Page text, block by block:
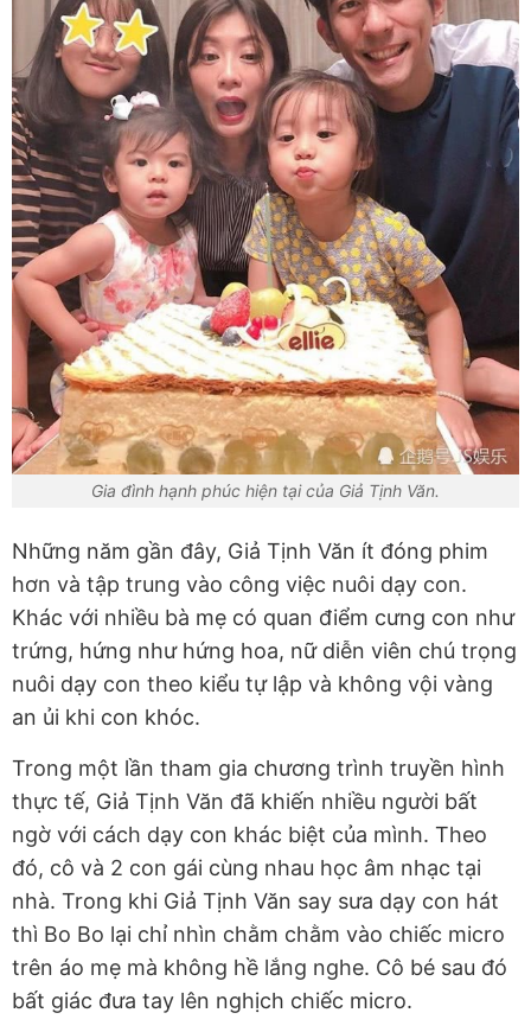
Gia đình hạnh phúc hiện tại của Giả Tịnh Văn.
Những năm gần đây, Giả Tịnh Văn ít đóng phim
hơn và tập trung vào công việc nuôi dạy con.
Khác với nhiều bà mẹ có quan điểm cưng con như
trứng, hứng như hứng hoa, nữ diễn viên chú trọng
nuôi dạy con theo kiểu tự lập và không vội vàng
an ủi khi con khóc.
Trong một lần tham gia chương trình truyền hình
thực tế, Giả Tịnh Văn đã khiến nhiều người bất
ngờ với cách dạy con khác biệt của mình. Theo
đó, cô và 2 con gái cùng nhau học âm nhạc tại
nhà. Trong khi Giả Tịnh Văn say sưa dạy con hát
thì Bo Bo lại chỉ nhìn chằm chằm vào chiếc micro
trên áo mẹ mà không hề lắng nghe. Cô bé sau đó
bất giác đưa tay lên nghịch chiếc micro.